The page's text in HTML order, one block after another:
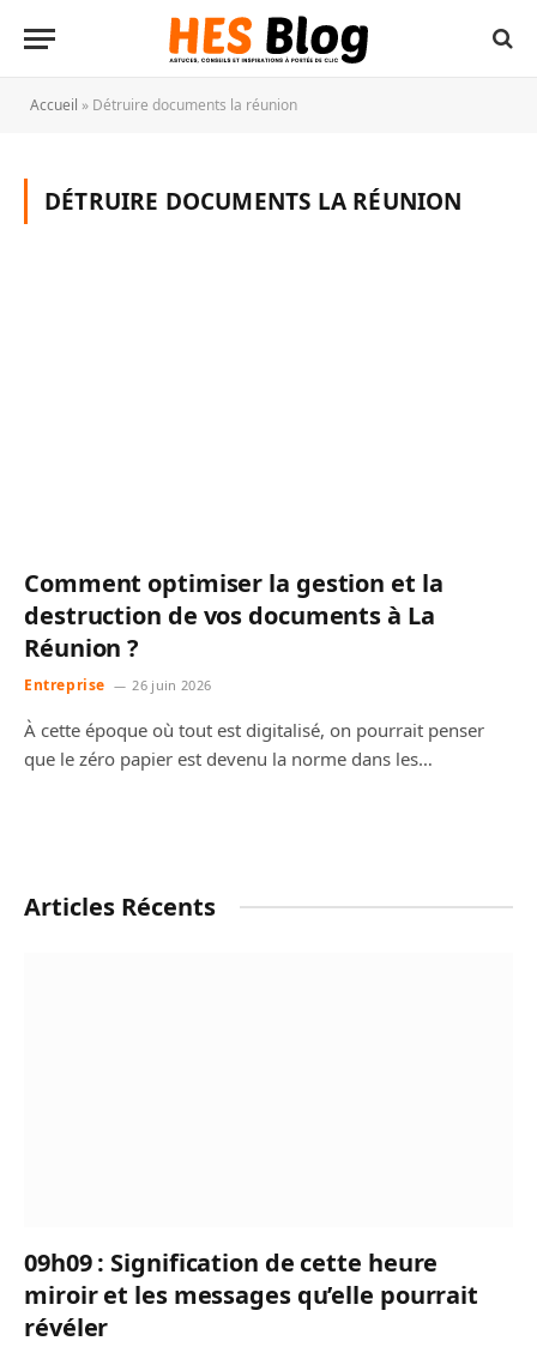
Accueil » Détruire documents la réunion
DÉTRUIRE DOCUMENTS LA RÉUNION
Comment optimiser la gestion et la
destruction de vos documents à La
Réunion ?
Entreprise 26 juin 2026
À cette époque où tout est digitalisé, on pourrait penser
que le zéro papier est devenu la norme dans les…
Articles Récents
09h09 : Signification de cette heure
miroir et les messages qu’elle pourrait
révéler